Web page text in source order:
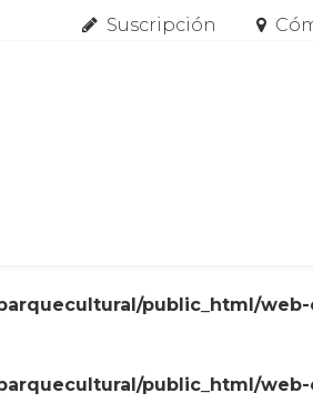
Suscripción
public_html/
public_html/